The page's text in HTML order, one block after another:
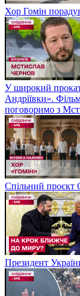
Хор Гомін
У широкий прокат
Андріївки».
поговоримо з
Спільний проєкт
Президент